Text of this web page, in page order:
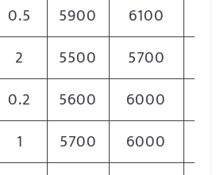
0.5 5900 6100
2 5500 5700
0.2 5600 6000
1 5700 6000